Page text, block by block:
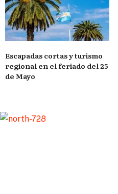
Escapadas cortas y turismo
regional en el feriado del 25
de Mayo